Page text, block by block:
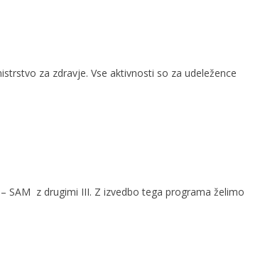
za zdravje. Vse aktivnosti so za udeležence
SAM z drugimi III. Z izvedbo tega programa želimo